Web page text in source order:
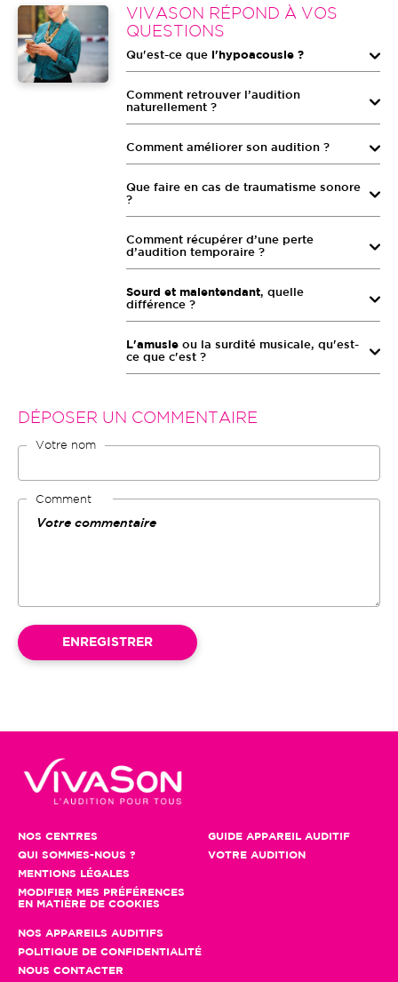
Image
VIVASON RÉPOND À VOS
QUESTIONS
Qu'est-ce que l'hypoacousie ?
Comment retrouver l’audition
naturellement ?
Comment améliorer son audition ?
Que faire en cas de traumatisme sonore
?
Comment récupérer d’une perte
d’audition temporaire ?
Sourd et malentendant, quelle
différence ?
L'amusie ou la surdité musicale, qu'est-
ce que c'est ?
DÉPOSER UN COMMENTAIRE
Votre nom
Comment
NOS CENTRES
QUI SOMMES-NOUS ?
MENTIONS LÉGALES
MODIFIER MES PRÉFÉRENCES
EN MATIÈRE DE COOKIES
GUIDE APPAREIL AUDITIF
VOTRE AUDITION
NOS APPAREILS AUDITIFS
POLITIQUE DE CONFIDENTIALITÉ
NOUS CONTACTER